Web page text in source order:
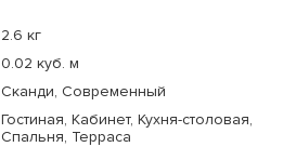
2.6 кг
0.02 куб. м
Сканди, Современный
Гостиная, Кабинет, Кухня-столовая,
Спальня, Терраса